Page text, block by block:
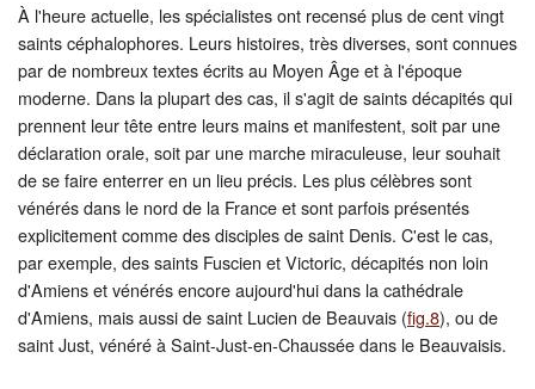
À l'heure actuelle, les spécialistes ont recensé plus de cent vingt
saints céphalophores. Leurs histoires, très diverses, sont connues
par de nombreux textes écrits au Moyen Âge et à l'époque
moderne. Dans la plupart des cas, il s'agit de saints décapités qui
prennent leur tête entre leurs mains et manifestent, soit par une
déclaration orale, soit par une marche miraculeuse, leur souhait
de se faire enterrer en un lieu précis. Les plus célèbres sont
vénérés dans le nord de la France et sont parfois présentés
explicitement comme des disciples de saint Denis. C'est le cas,
par exemple, des saints Fuscien et Victoric, décapités non loin
d'Amiens et vénérés encore aujourd'hui dans la cathédrale
d'Amiens, mais aussi de saint Lucien de Beauvais (fig.8), ou de
saint Just, vénéré à Saint-Just-en-Chaussée dans le Beauvaisis.